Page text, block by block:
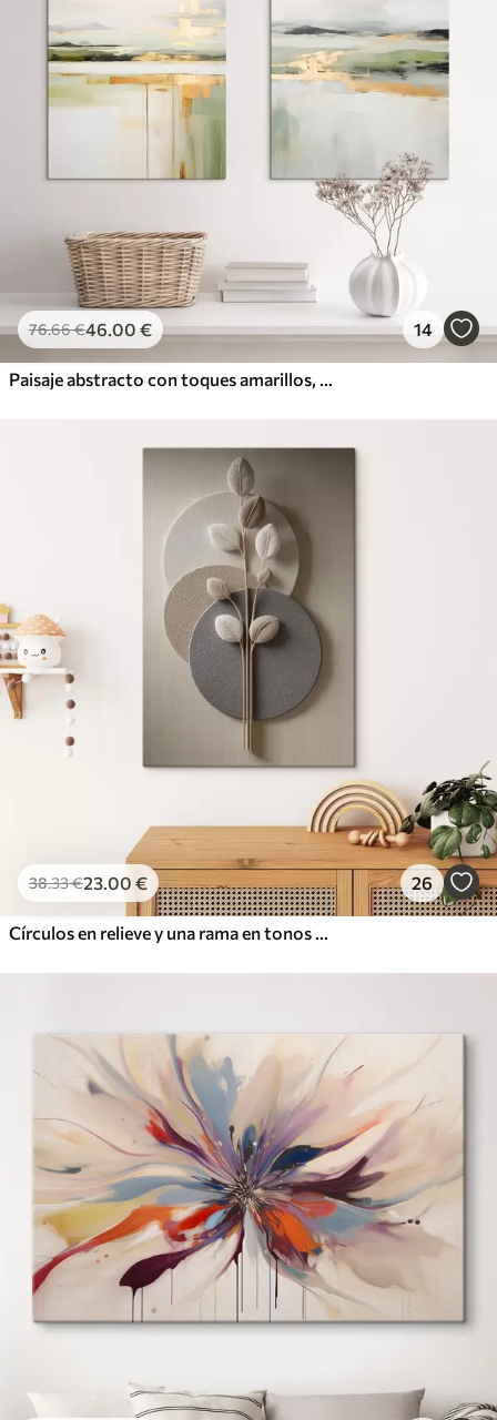
76.66€46.00 € 14
Paisaje abstracto con toques amarillos, una composición minimalista de tierra, agua y cielo, con colores apagados
38.33€23.00 € 26
Círculos en relieve y una rama en tonos neutros cálidos